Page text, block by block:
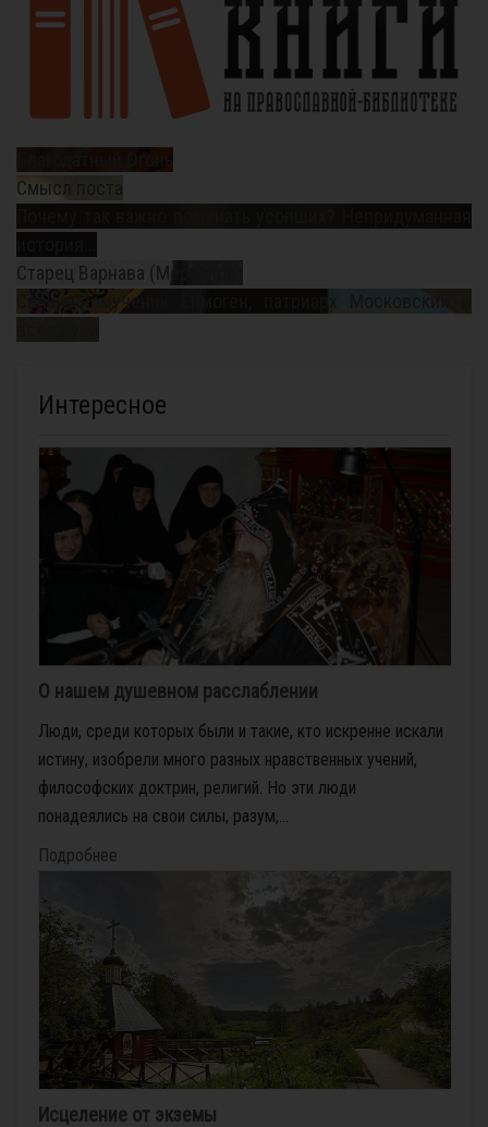
Смысл поста
Старец Варнава (Меркулов)
Священномученик Ермоген, патриарх Московский и
Интересное
О нашем душевном расслаблении
Люди, среди которых были и такие, кто искренне искали
истину, изобрели много разных нравственных учений,
философских доктрин, религий. Но эти люди
понадеялись на свои силы, разум,...
Подробнее
Исцеление от экземы